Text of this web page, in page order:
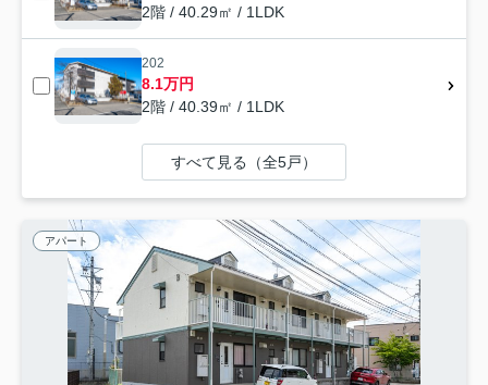
2階 / 40.29㎡ / 1LDK
202
8.1万円
2階 / 40.39㎡ / 1LDK
すべて見る（全5戸）
アパート